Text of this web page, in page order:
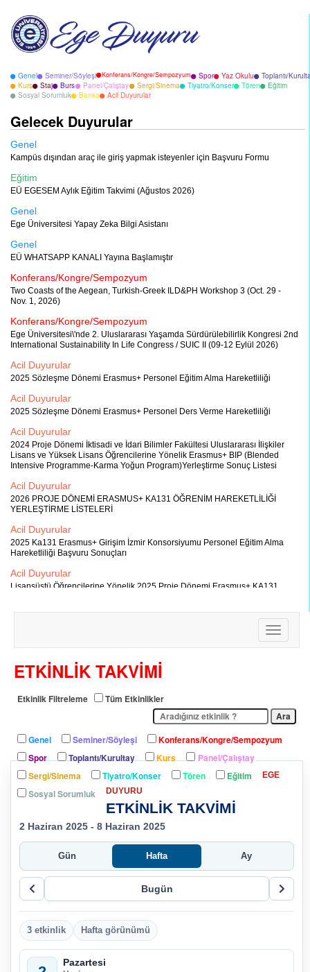
Genel Seminer/Söyleşi Konferans/Kongre/Sempozyum Spor Yaz Okulu
Toplantı/
Kurs
Staj Burs Panel/Çalıştay Sergi/Sinema Tiyatro/Konser Tören
Eğitim
Sosyal Sorumluk
Banka Acil Duyurular
Gelecek Duyurular
Genel
Kampüs dışından araç ile giriş yapmak isteyenler için Başvuru Formu
Eğitim
EÜ EGESEM Aylık Eğitim Takvimi (Ağustos 2026)
Genel
Ege Üniversitesi Yapay Zeka Bilgi Asistanı
Genel
EÜ WHATSAPP KANALI Yayına Başlamıştır
Konferans/Kongre/Sempozyum
Two Coasts of the Aegean, Turkish-Greek ILD&PH Workshop 3 (Oct. 29 -
Nov. 1, 2026)
Konferans/Kongre/Sempozyum
Ege Üniversitesi\'nde 2. Uluslararası Yaşamda Sürdürülebilirlik Kongresi 2nd
International Sustainability In Life Congress / SUIC II (09-12 Eylül 2026)
Acil Duyurular
2025 Sözleşme Dönemi Erasmus+ Personel Eğitim Alma Hareketliliği
Acil Duyurular
2025 Sözleşme Dönemi Erasmus+ Personel Ders Verme Hareketliliği
Acil Duyurular
2024 Proje Dönemi İktisadi ve İdari Bilimler Fakültesi Uluslararası İlişkiler
Lisans ve Yüksek Lisans Öğrencilerine Yönelik Erasmus+ BIP (Blended
Intensive Programme-Karma Yoğun Program)Yerleştirme Sonuç Listesi
Acil Duyurular
2026 PROJE DÖNEMİ ERASMUS+ KA131 ÖĞRENİM HAREKETLİLİĞİ
YERLEŞTİRME LİSTELERİ
Acil Duyurular
2025 Ka131 Erasmus+ Girişim İzmir Konsorsiyumu Personel Eğitim Alma
Hareketliliği Başvuru Sonuçları
Acil Duyurular
Lisansüstü Öğrencilerine Yönelik 2025 Proje Dönemi Erasmus+ KA131
Toggle
ETKİNLİK TAKVİMİ
Etkinlik Filtreleme Tüm Etkinlikler
Genel Seminer/Söyleşi
Konferans/Kongre/Sempozyum
Spor
Toplantı/Kurultay Kurs
Panel/Çalıştay
Sergi/Sinema
Tiyatro/Konser Tören
Eğitim
Sosyal Sorumluk
EGE
DUYURU
ETKİNLİK TAKVİMİ
2 Haziran 2025 - 8 Haziran 2025
Gün Hafta Ay
Bugün
3 etkinlik Hafta görünümü
Pazartesi